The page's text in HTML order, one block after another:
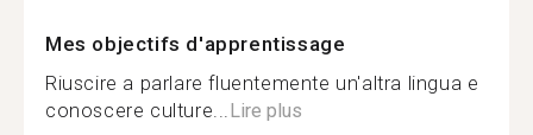
Mes objectifs d'apprentissage
Riuscire a parlare fluentemente un'altra lingua e
conoscere culture... Lire plus